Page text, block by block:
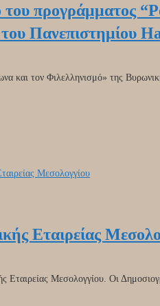
προγράμματος
Πανεπιστημίου
και τον Φιλελληνισμό» της
Εταιρείας
Μεσολογγίου. Οι